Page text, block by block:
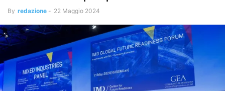
By redazione - 22 Maggio 2024